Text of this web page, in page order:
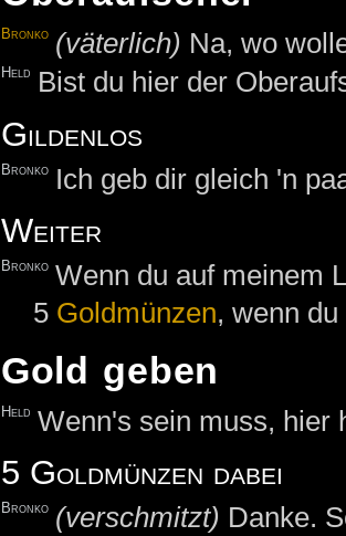
Bronko (väterlich) Na, wo
Held Bist du hier der
Gildenlos
Bronko Ich geb dir gleich 'n
Weiter
Bronko Wenn du auf meinem
5 Goldmünzen, wenn
Gold geben
Held Wenn's sein muss, hier
5 Goldmünzen dabei
Bronko (verschmitzt) Danke.